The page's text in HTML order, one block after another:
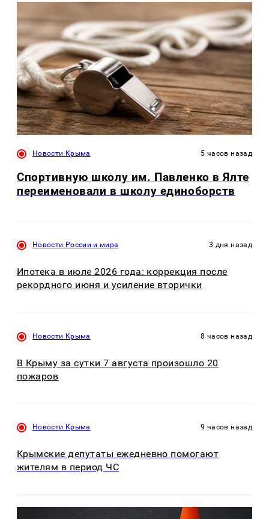
Новости Крыма 5 часов назад
Спортивную школу им. Павленко в Ялте
переименовали в школу единоборств
Новости России и мира 3 дня назад
Ипотека в июле 2026 года: коррекция после
рекордного июня и усиление вторички
Новости Крыма 8 часов назад
В Крыму за сутки 7 августа произошло 20
пожаров
Новости Крыма 9 часов назад
Крымские депутаты ежедневно помогают
жителям в период ЧС